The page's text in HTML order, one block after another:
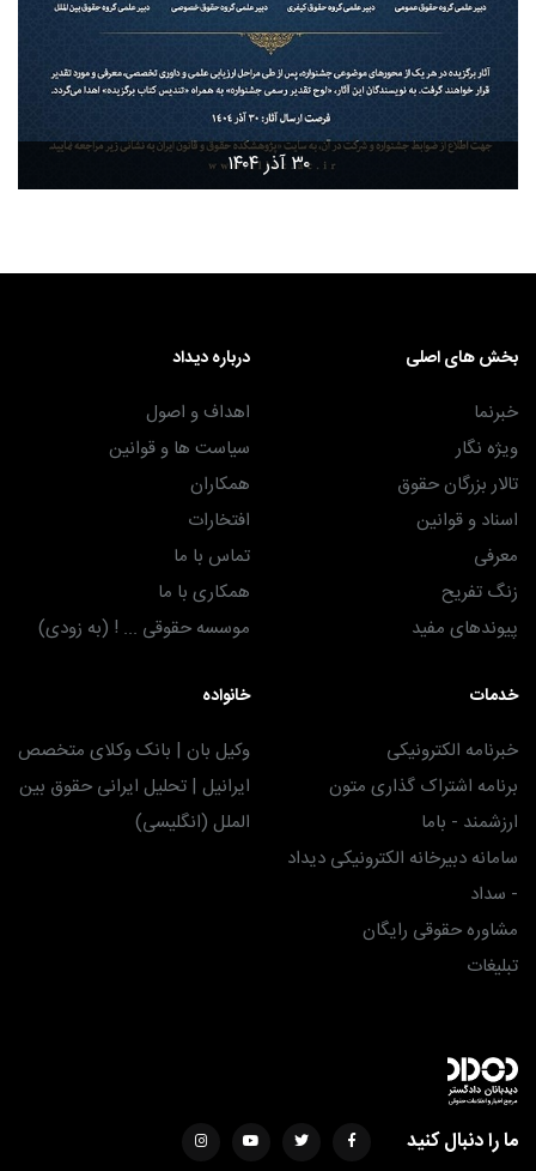
۳۰ آذر ۱۴۰۴
بخش های اصلی
خبرنما
ویژه نگار
تالار بزرگان حقوق
اسناد و قوانین
معرفی
زنگ تفریح
پیوندهای مفید
درباره دیداد
اهداف و اصول
سیاست ها و قوانین
همکاران
افتخارات
تماس با ما
همکاری با ما
موسسه حقوقی ... ! (به زودی)
خدمات
خبرنامه الکترونیکی
برنامه اشتراک گذاری متون
ارزشمند - باما
سامانه دبیرخانه الکترونیکی دیداد
- سداد
مشاوره حقوقی رایگان
تبلیغات
خانواده
وکیل بان | بانک وکلای متخصص
ایرانیل | تحلیل ایرانی حقوق بین
الملل (انگلیسی)
ما را دنبال کنید